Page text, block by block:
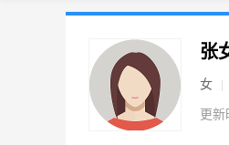
张
女
更新